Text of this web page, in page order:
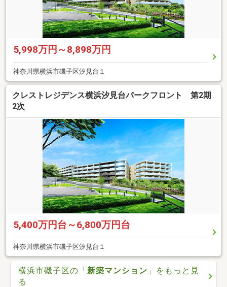
5,998万円～8,898万円
神奈川県横浜市磯子区汐見台１
クレストレジデンス横浜汐見台パークフロント 第2期
2次
5,400万円台～6,800万円台
神奈川県横浜市磯子区汐見台１
横浜市磯子区の「新築マンション 」をもっと見
る